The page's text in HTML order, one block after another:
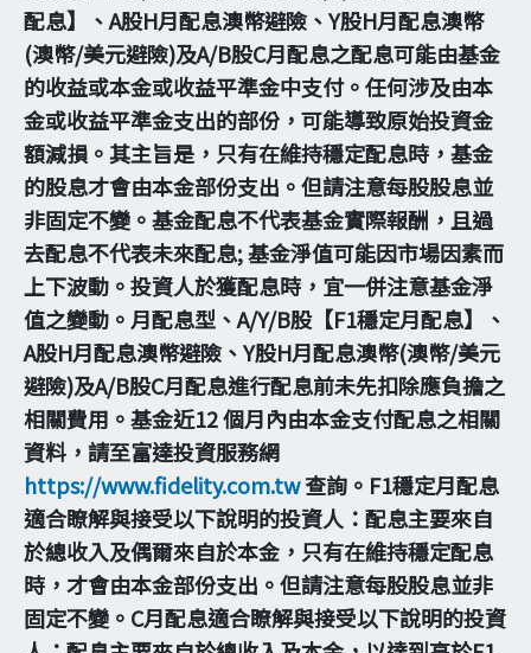
配息】、A股H月配息澳幣避險、Y股H月配息澳幣
(澳幣/美元避險)及A/B股C月配息之配息可能由基金
的收益或本金或收益平準金中支付。任何涉及由本
金或收益平準金支出的部份，可能導致原始投資金
額減損。其主旨是，只有在維持穩定配息時，基金
的股息才會由本金部份支出。但請注意每股股息並
非固定不變。基金配息不代表基金實際報酬，且過
去配息不代表未來配息; 基金淨值可能因市場因素而
上下波動。投資人於獲配息時，宜一併注意基金淨
值之變動。月配息型、A/Y/B股【F1穩定月配息】、
A股H月配息澳幣避險、Y股H月配息澳幣(澳幣/美元
避險)及A/B股C月配息進行配息前未先扣除應負擔之
相關費用。基金近12 個月內由本金支付配息之相關
資料，請至富達投資服務網
https://www.fidelity.com.tw查詢。F1穩定月配息
適合瞭解與接受以下說明的投資人：配息主要來自
於總收入及偶爾來自於本金，只有在維持穩定配息
時，才會由本金部份支出。但請注意每股股息並非
固定不變。C月配息適合瞭解與接受以下說明的投資